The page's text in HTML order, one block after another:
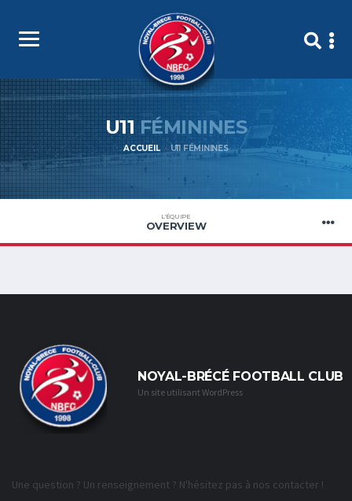
U11FÉMININES
ACCUEIL U11 FÉMININES
L'ÉQUIPE
OVERVIEW
NOYAL-BRÉCÉ FOOTBALL CLUB
Un site utilisant WordPress
Une question ? Un renseignement ? N'hésitez pas à nos contacter !